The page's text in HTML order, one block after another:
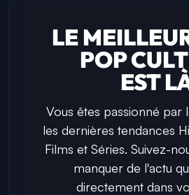
LE
POP
EST
Vous êtes passionné par
les dernières tendances
Films et Séries. Suivez-
manquer de l'actu
directement dans